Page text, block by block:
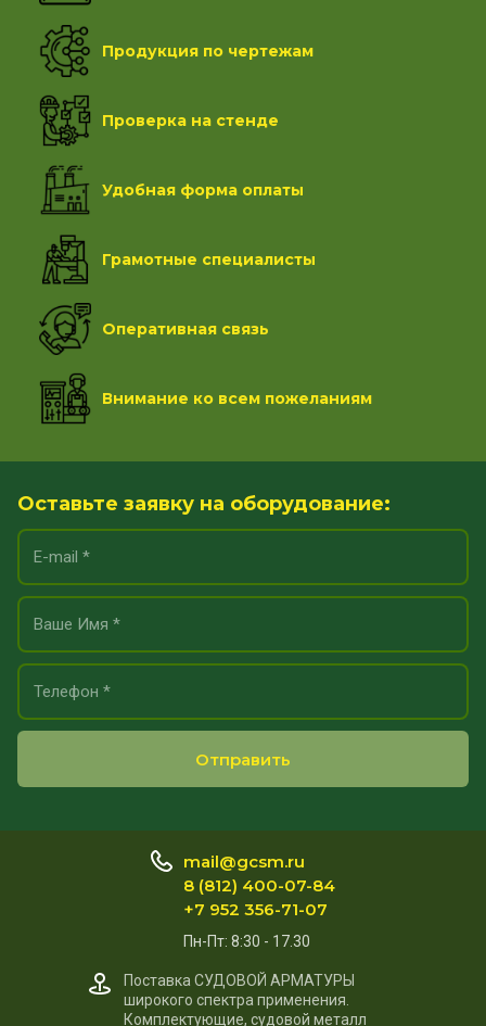
Продукция по чертежам
Проверка на стенде
Удобная форма оплаты
Грамотные специалисты
Оперативная связь
Внимание ко всем пожеланиям
Оставьте заявку на оборудование:
Отправить
mail@gcsm.ru
8 (812) 400-07-84
+7 952 356-71-07
Пн-Пт: 8:30 - 17.30
Поставка СУДОВОЙ АРМАТУРЫ
широкого спектра применения.
Комплектующие, судовой металл